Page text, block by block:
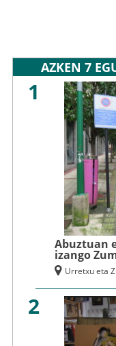
AZKEN 7
1
Abuztuan
izango
Urretxu eta
2